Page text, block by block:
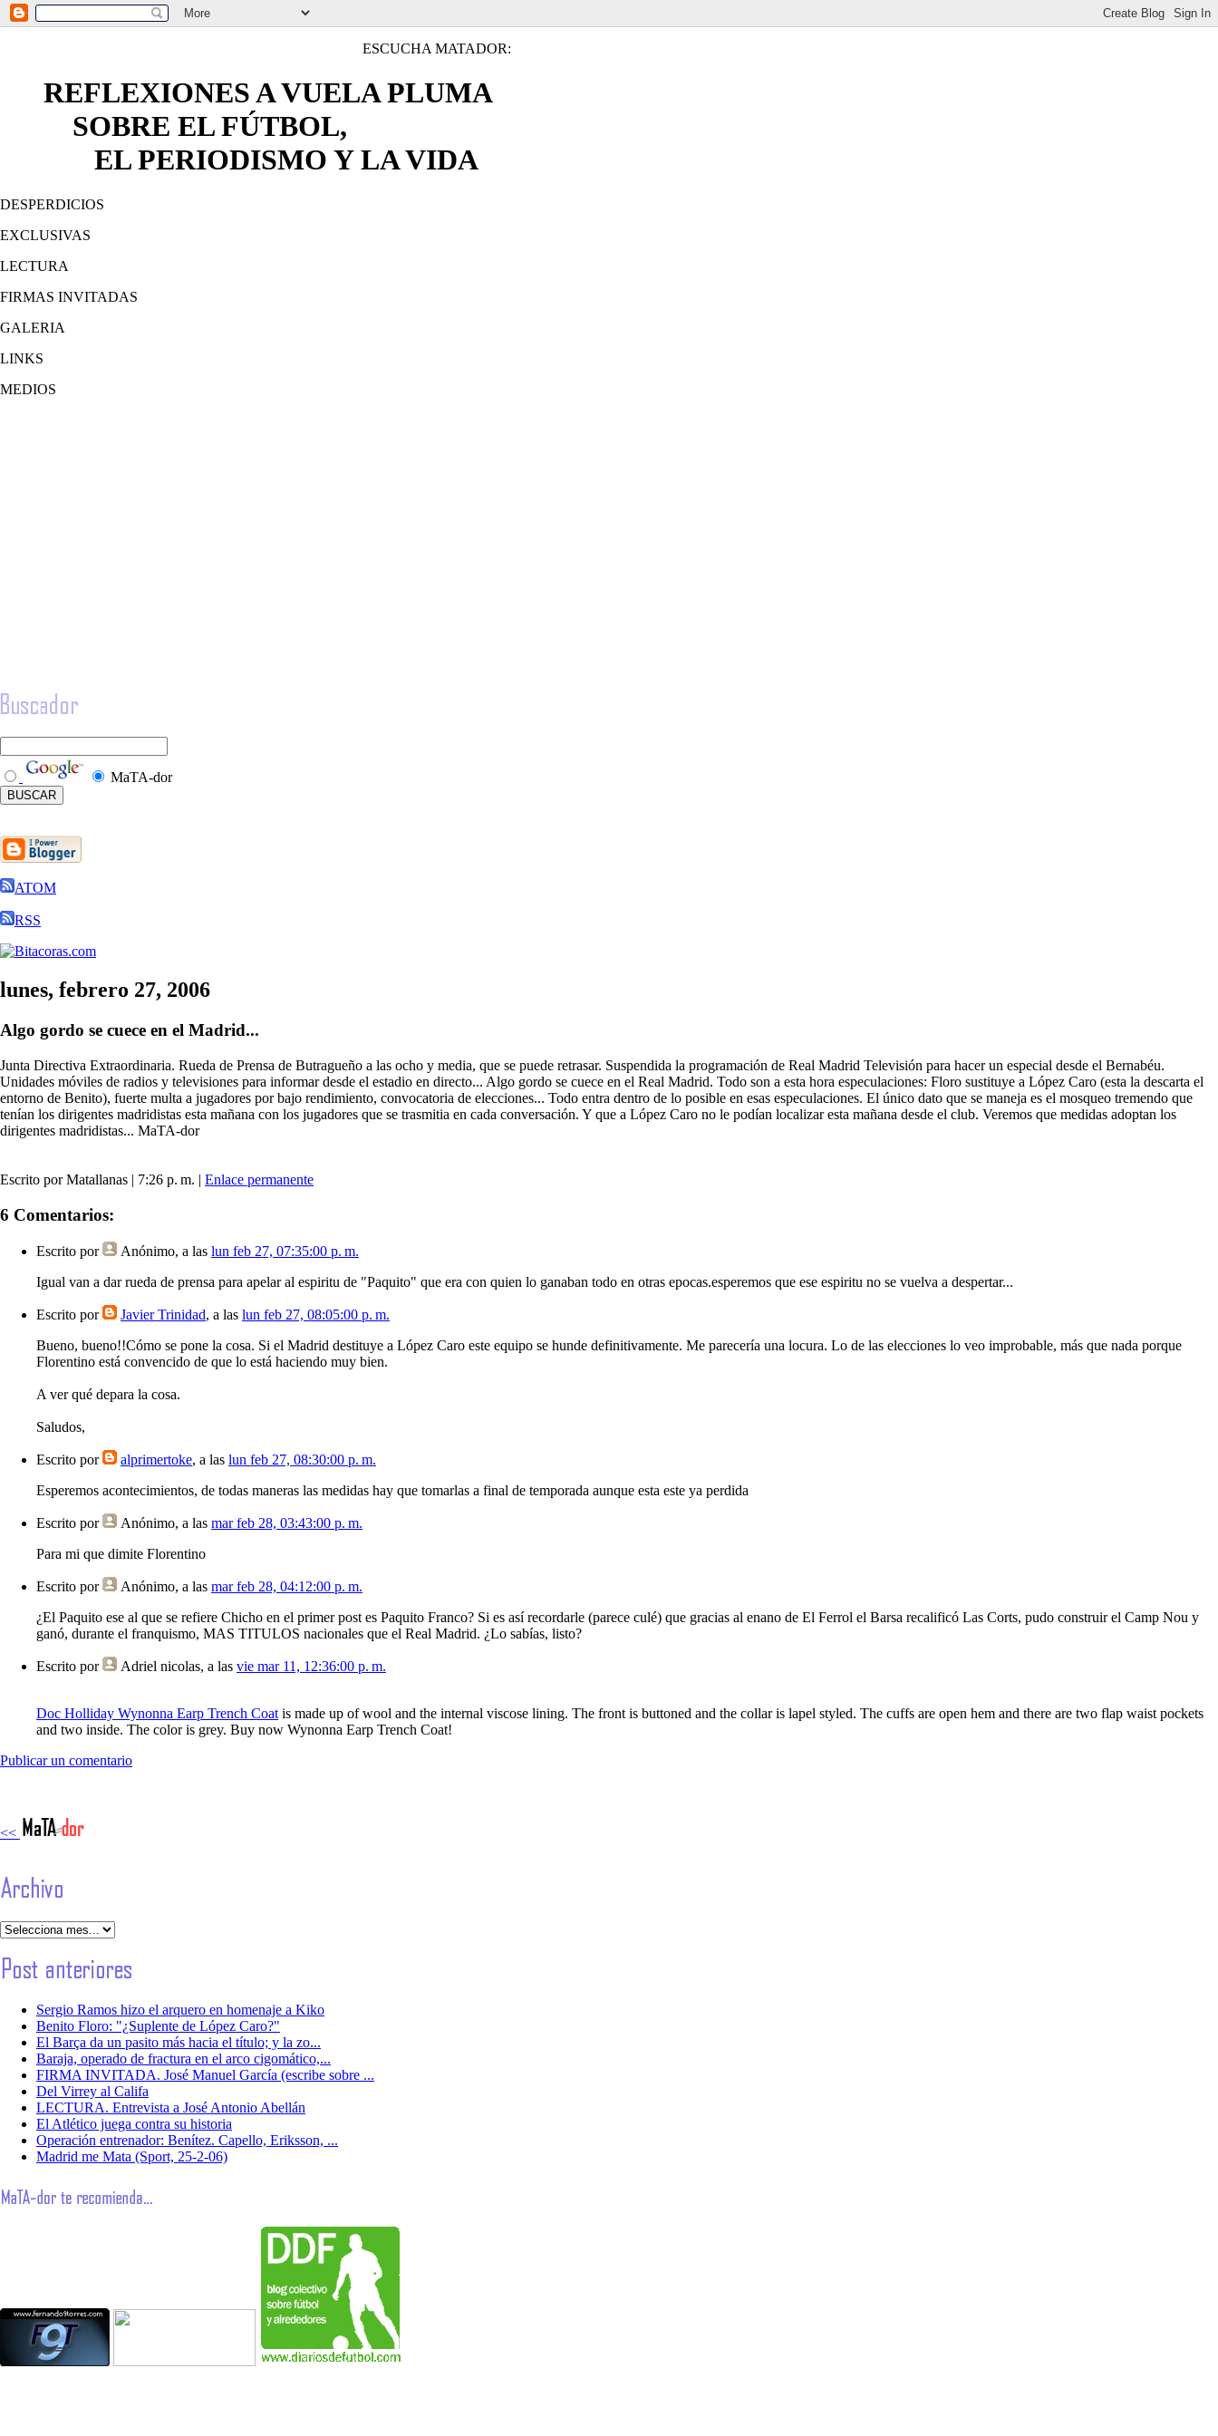
ESCUCHA MATADOR:
REFLEXIONES A VUELA PLUMA
SOBRE EL FÚTBOL,
EL PERIODISMO Y LA VIDA
DESPERDICIOS
EXCLUSIVAS
LECTURA
FIRMAS INVITADAS
GALERIA
LINKS
MEDIOS
MaTA-dor
ATOM
RSS
lunes, febrero 27, 2006
Algo gordo se cuece en el Madrid...
Junta Directiva Extraordinaria. Rueda de Prensa de Butragueño a las ocho y media, que se puede retrasar. Suspendida la programación de Real Madrid Televisión para hacer un especial desde el Bernabéu.
Unidades móviles de radios y televisiones para informar desde el estadio en directo... Algo gordo se cuece en el Real Madrid. Todo son a esta hora especulaciones: Floro sustituye a López Caro (esta la descarta el
entorno de Benito), fuerte multa a jugadores por bajo rendimiento, convocatoria de elecciones... Todo entra dentro de lo posible en esas especulaciones. El único dato que se maneja es el mosqueo tremendo que
tenían los dirigentes madridistas esta mañana con los jugadores que se trasmitia en cada conversación. Y que a López Caro no le podían localizar esta mañana desde el club. Veremos que medidas adoptan los
dirigentes madridistas... MaTA-dor
Escrito por Matallanas | 7:26 p. m. | Enlace permanente
6 Comentarios:
Escrito por Anónimo, a las lun feb 27, 07:35:00 p. m.
Igual van a dar rueda de prensa para apelar al espiritu de "Paquito" que era con quien lo ganaban todo en otras epocas.esperemos que ese espiritu no se vuelva a despertar...
Escrito por Javier Trinidad, a las lun feb 27, 08:05:00 p. m.
Bueno, bueno!!Cómo se pone la cosa. Si el Madrid destituye a López Caro este equipo se hunde definitivamente. Me parecería una locura. Lo de las elecciones lo veo improbable, más que nada porque
Florentino está convencido de que lo está haciendo muy bien.
A ver qué depara la cosa.
Saludos,
Escrito por alprimertoke, a las lun feb 27, 08:30:00 p. m.
Esperemos acontecimientos, de todas maneras las medidas hay que tomarlas a final de temporada aunque esta este ya perdida
Escrito por Anónimo, a las mar feb 28, 03:43:00 p. m.
Para mi que dimite Florentino
Escrito por Anónimo, a las mar feb 28, 04:12:00 p. m.
¿El Paquito ese al que se refiere Chicho en el primer post es Paquito Franco? Si es así recordarle (parece culé) que gracias al enano de El Ferrol el Barsa recalificó Las Corts, pudo construir el Camp Nou y
ganó, durante el franquismo, MAS TITULOS nacionales que el Real Madrid. ¿Lo sabías, listo?
Escrito por Adriel nicolas, a las vie mar 11, 12:36:00 p. m.
Doc Holliday Wynonna Earp Trench Coat is made up of wool and the internal viscose lining. The front is buttoned and the collar is lapel styled. The cuffs are open hem and there are two flap waist pockets
and two inside. The color is grey. Buy now Wynonna Earp Trench Coat!
Publicar un comentario
<<
Sergio Ramos hizo el arquero en homenaje a Kiko
Benito Floro: "¿Suplente de López Caro?"
El Barça da un pasito más hacia el título; y la zo...
Baraja, operado de fractura en el arco cigomático,...
FIRMA INVITADA. José Manuel García (escribe sobre ...
Del Virrey al Califa
LECTURA. Entrevista a José Antonio Abellán
El Atlético juega contra su historia
Operación entrenador: Benítez. Capello, Eriksson, ...
Madrid me Mata (Sport, 25-2-06)